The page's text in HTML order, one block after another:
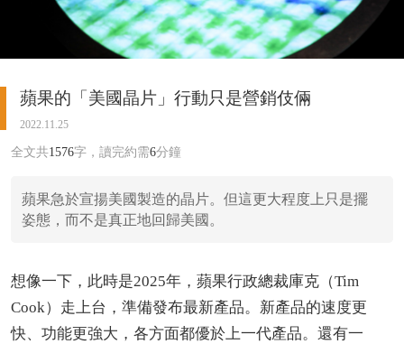
蘋果的「美國晶片」行動只是營銷伎倆
2022.11.25
全文共1576字，讀完約需6分鐘
蘋果急於宣揚美國製造的晶片。但這更大程度上只是擺
姿態，而不是真正地回歸美國。
想像一下，此時是2025年，蘋果行政總裁庫克（Tim
Cook）走上台，準備發布最新產品。新產品的速度更
快、功能更強大，各方面都優於上一代產品。還有一